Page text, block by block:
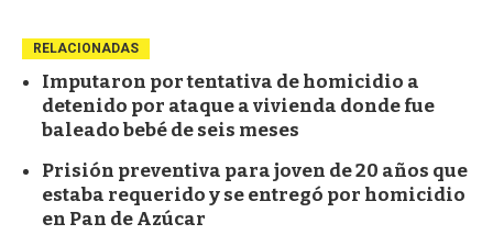
RELACIONADAS
Imputaron por tentativa de homicidio a
detenido por ataque a vivienda donde fue
baleado bebé de seis meses
Prisión preventiva para joven de 20 años que
estaba requerido y se entregó por homicidio
en Pan de Azúcar